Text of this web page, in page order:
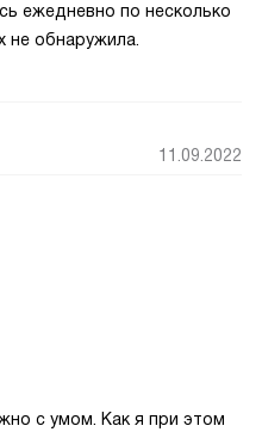
ежедневно по несколько
не обнаружила.
11.09.2022
с умом. Как я при этом